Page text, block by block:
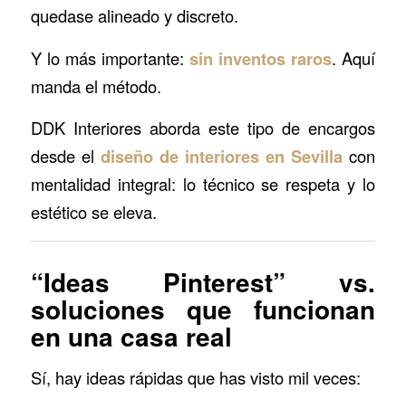
quedase alineado y discreto.
Y lo más importante:sin inventos raros. Aquí
manda el método.
DDK Interiores aborda este tipo de encargos
desde el diseño de interiores en Sevilla con
mentalidad integral: lo técnico se respeta y lo
estético se eleva.
“Ideas Pinterest” vs.
soluciones que funcionan
en una casa real
Sí, hay ideas rápidas que has visto mil veces: